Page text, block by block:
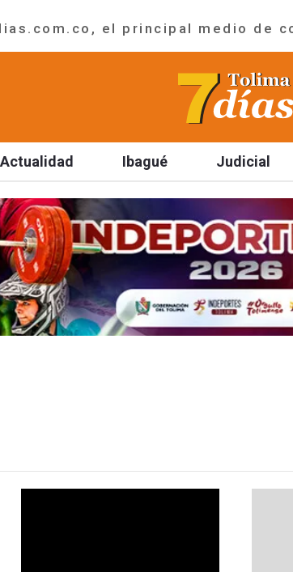
el principal medio de
Actualidad Ibagué Judicial